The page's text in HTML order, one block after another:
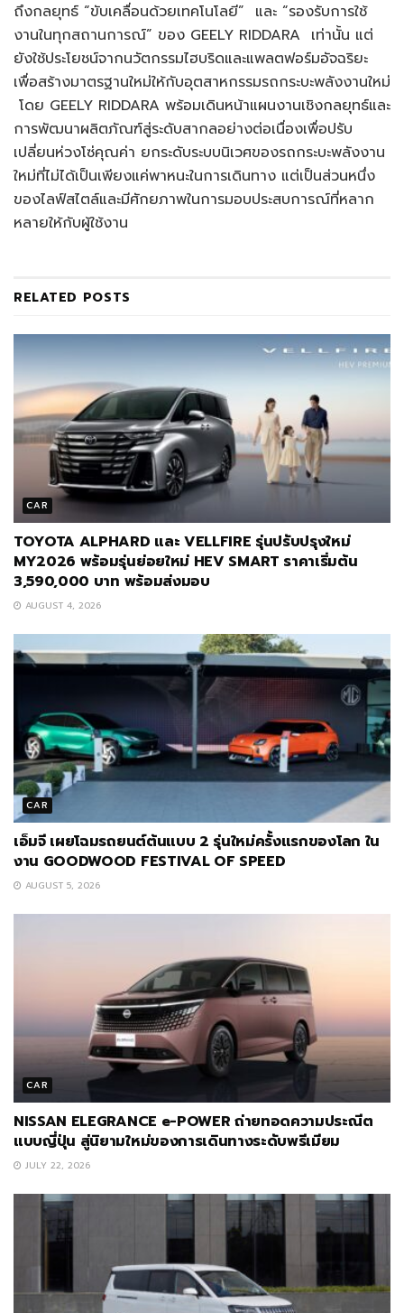
ถึงกลยุทธ์ “ขับเคลื่อนด้วยเทคโนโลยี” และ “รองรับการใช้
งานในทุกสถานการณ์” ของ GEELY RIDDARA เท่านั้น แต่
ยังใช้ประโยชน์จากนวัตกรรมไฮบริดและแพลตฟอร์มอัจฉริยะ
เพื่อสร้างมาตรฐานใหม่ให้กับอุตสาหกรรมรถกระบะพลังงานใหม่
โดย GEELY RIDDARA พร้อมเดินหน้าแผนงานเชิงกลยุทธ์และ
การพัฒนาผลิตภัณฑ์สู่ระดับสากลอย่างต่อเนื่องเพื่อปรับ
เปลี่ยนห่วงโซ่คุณค่า ยกระดับระบบนิเวศของรถกระบะพลังงาน
ใหม่ที่ไม่ได้เป็นเพียงแค่พาหนะในการเดินทาง แต่เป็นส่วนหนึ่ง
ของไลฟ์สไตล์และมีศักยภาพในการมอบประสบการณ์ที่หลาก
หลายให้กับผู้ใช้งาน
RELATED POSTS
CAR
TOYOTA ALPHARD และ VELLFIRE รุ่นปรับปรุงใหม่
MY2026 พร้อมรุ่นย่อยใหม่ HEV SMART ราคาเริ่มต้น
3,590,000 บาท พร้อมส่งมอบ
AUGUST 4, 2026
CAR
เอ็มจี เผยโฉมรถยนต์ต้นแบบ 2 รุ่นใหม่ครั้งแรกของโลก ใน
งาน GOODWOOD FESTIVAL OF SPEED
AUGUST 5, 2026
CAR
NISSAN ELEGRANCE e-POWER ถ่ายทอดความประณีต
แบบญี่ปุ่น สู่นิยามใหม่ของการเดินทางระดับพรีเมียม
JULY 22, 2026